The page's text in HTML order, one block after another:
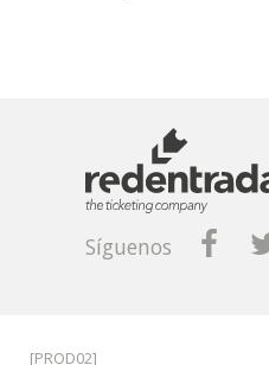
Síguenos
[PROD02]